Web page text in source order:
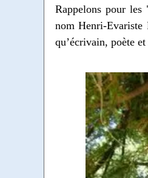
Rappelons pour les
nom Henri-Evariste
qu’écrivain, poète